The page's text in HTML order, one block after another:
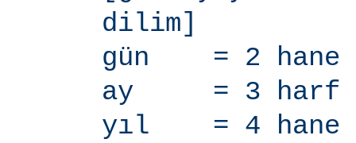
dilim]
gün = 2 hane
ay = 3 harf
yıl = 4 hane